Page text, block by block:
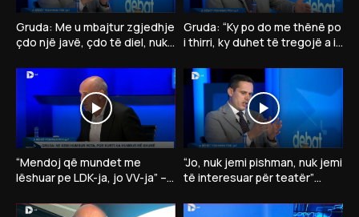
Gruda: Me u mbajtur zgjedhje
çdo një javë, çdo të diel, nuk
së
Gruda: “Ky po do me thënë po
i thirri, ky duhet të tregojë a ia
“Mendoj që mundet me
lëshuar pe LDK-ja, jo VV-ja” –
insiston në president…”
“Jo, nuk jemi pishman, nuk jemi
të interesuar për teatër”
Kurtin nuk ka..